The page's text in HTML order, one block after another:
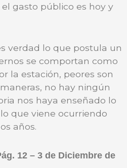
gasto público es hoy y
verdad lo que postula un
se comportan como
la estación, peores son
no hay ningún
nos haya enseñado lo
que viene ocurriendo
años.
12 – 3 de Diciembre de